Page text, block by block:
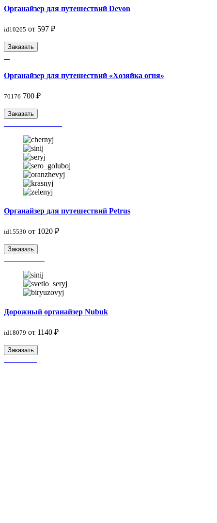
Органайзер для путешествий Devon
id10265 от 597 ₽
Заказать
Органайзер для путешествий «Хозяйка огня»
70176 700 ₽
Заказать
Органайзер для путешествий Petrus
id15530 от 1020 ₽
Заказать
Дорожный органайзер Nubuk
id18079 от 1140 ₽
Заказать